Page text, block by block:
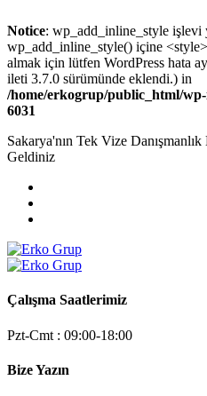
Notice: wp_add_inline_style işlevi
wp_add_inline_style() içine
almak için lütfen WordPress hata
ileti 3.7.0 sürümünde eklendi.) in
/home/erkogrup/public_html/
6031
Sakarya'nın Tek Vize
Geldiniz
Çalışma Saatlerimiz
Pzt-Cmt : 09:00-18:00
Bize Yazın